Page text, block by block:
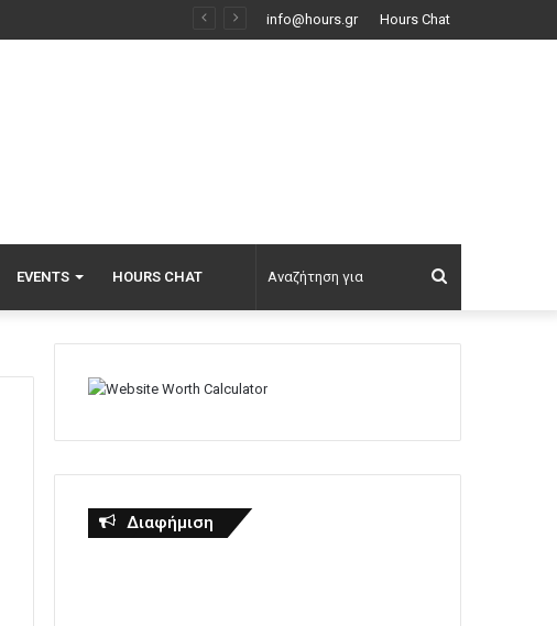
info@hours.gr Hours Chat
EVENTS HOURS CHAT
για
Διαφήμιση